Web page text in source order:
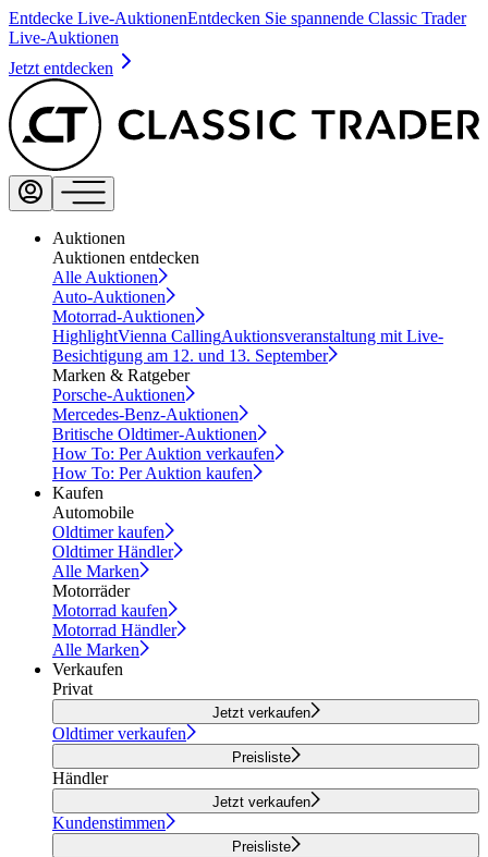
Entdecke Live-AuktionenEntdecken Sie spannende Classic Trader
Live-Auktionen
Jetzt entdecken
Auktionen
Auktionen entdecken
Alle Auktionen
Auto-Auktionen
Motorrad-Auktionen
HighlightVienna CallingAuktionsveranstaltung mit Live-
Besichtigung am 12. und 13. September
Marken & Ratgeber
Porsche-Auktionen
Mercedes-Benz-Auktionen
Britische Oldtimer-Auktionen
How To: Per Auktion verkaufen
How To: Per Auktion kaufen
Kaufen
Automobile
Oldtimer kaufen
Oldtimer Händler
Alle Marken
Motorräder
Motorrad kaufen
Motorrad Händler
Alle Marken
Verkaufen
Privat
Jetzt verkaufen
Oldtimer verkaufen
Preisliste
Händler
Jetzt verkaufen
Kundenstimmen
Preisliste